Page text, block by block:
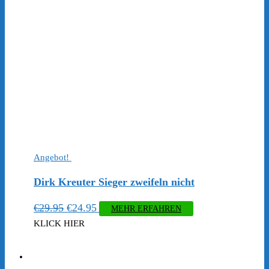
Angebot!
Dirk Kreuter Sieger zweifeln nicht
€29.95 Ursprünglicher
Preis
€24.95Aktueller
MEHR ERFAHREN
KLICK HIER